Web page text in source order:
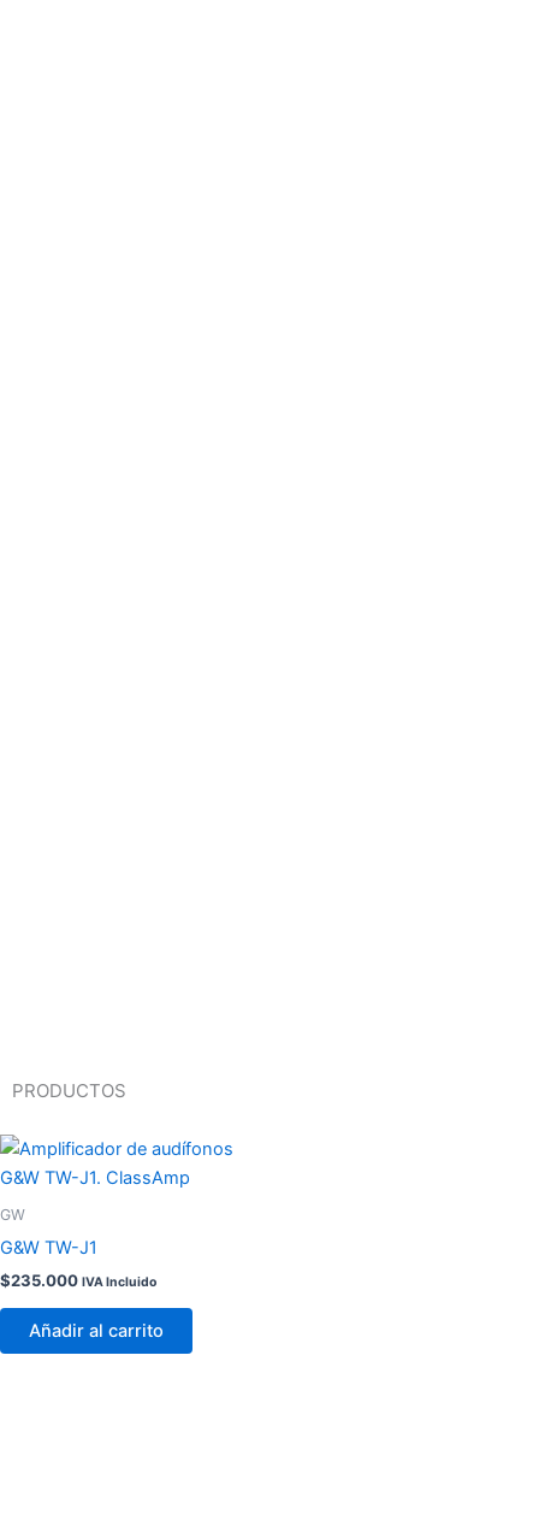
PRODUCTOS
GW
G&W TW-J1
$235.000 IVA Incluido
Añadir al carrito